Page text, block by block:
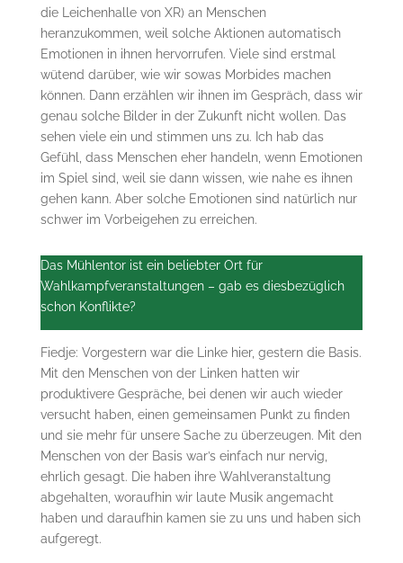
die Leichenhalle von XR) an Menschen
heranzukommen, weil solche Aktionen automatisch
Emotionen in ihnen hervorrufen. Viele sind erstmal
wütend darüber, wie wir sowas Morbides machen
können. Dann erzählen wir ihnen im Gespräch, dass wir
genau solche Bilder in der Zukunft nicht wollen. Das
sehen viele ein und stimmen uns zu. Ich hab das
Gefühl, dass Menschen eher handeln, wenn Emotionen
im Spiel sind, weil sie dann wissen, wie nahe es ihnen
gehen kann. Aber solche Emotionen sind natürlich nur
schwer im Vorbeigehen zu erreichen.
Das Mühlentor ist ein beliebter Ort für
Wahlkampfveranstaltungen – gab es diesbezüglich
schon Konflikte?
Fiedje: Vorgestern war die Linke hier, gestern die Basis.
Mit den Menschen von der Linken hatten wir
produktivere Gespräche, bei denen wir auch wieder
versucht haben, einen gemeinsamen Punkt zu finden
und sie mehr für unsere Sache zu überzeugen. Mit den
Menschen von der Basis war’s einfach nur nervig,
ehrlich gesagt. Die haben ihre Wahlveranstaltung
abgehalten, woraufhin wir laute Musik angemacht
haben und daraufhin kamen sie zu uns und haben sich
aufgeregt.